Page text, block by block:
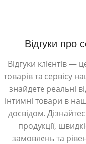
Відгуки про
Відгуки клієнтів —
товарів та сервісу
знайдете реальні
інтимні товари в
досвідом.
продукції,
замовлень та